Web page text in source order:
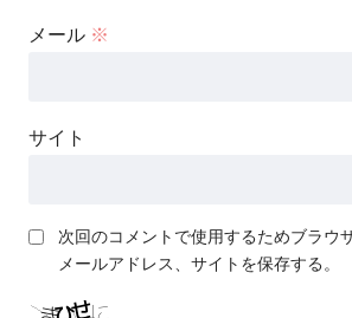
メール ※
サイト
次回のコメントで使用するためブラウ
メールアドレス、サイトを保存する。